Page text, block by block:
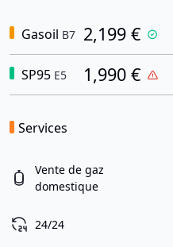
Gasoil B7 2,199 €
SP95 E5 1,990 €
Services
Vente de gaz
domestique
24/24